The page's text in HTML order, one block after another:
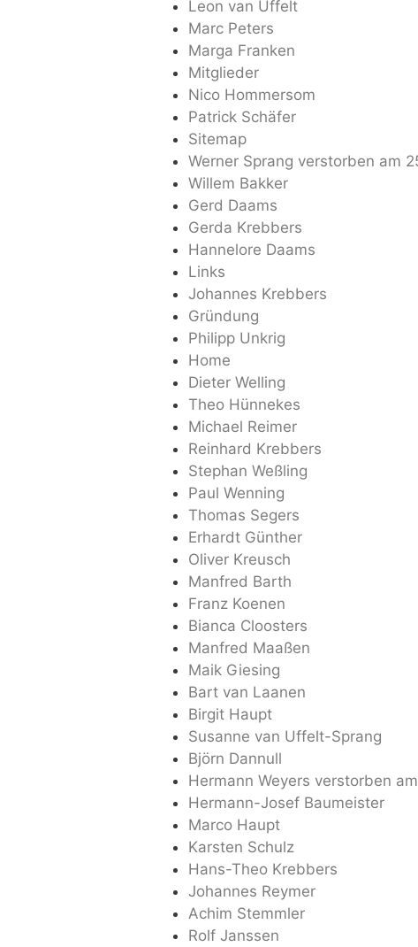
Leon van Uffelt
Marc Peters
Marga Franken
Mitglieder
Nico Hommersom
Patrick Schäfer
Sitemap
Werner Sprang verstorben am
Willem Bakker
Gerd Daams
Gerda Krebbers
Hannelore Daams
Links
Johannes Krebbers
Gründung
Philipp Unkrig
Home
Dieter Welling
Theo Hünnekes
Michael Reimer
Reinhard Krebbers
Stephan Weßling
Paul Wenning
Thomas Segers
Erhardt Günther
Oliver Kreusch
Manfred Barth
Franz Koenen
Bianca Cloosters
Manfred Maaßen
Maik Giesing
Bart van Laanen
Birgit Haupt
Susanne van Uffelt-Sprang
Björn Dannull
Hermann Weyers verstorben
Hermann-Josef Baumeister
Marco Haupt
Karsten Schulz
Hans-Theo Krebbers
Johannes Reymer
Achim Stemmler
Rolf Janssen